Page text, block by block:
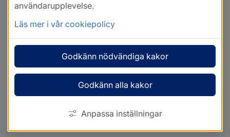
användarupplevelse.
Läs mer i vår cookiepolicy
Godkänn nödvändiga kakor
Godkänn alla kakor
Anpassa inställningar